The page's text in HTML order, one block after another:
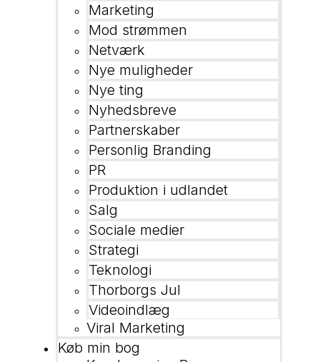
Marketing
Mod strømmen
Netværk
Nye muligheder
Nye ting
Nyhedsbreve
Partnerskaber
Personlig Branding
PR
Produktion i udlandet
Salg
Sociale medier
Strategi
Teknologi
Thorborgs Jul
Videoindlæg
Viral Marketing
Køb min bog